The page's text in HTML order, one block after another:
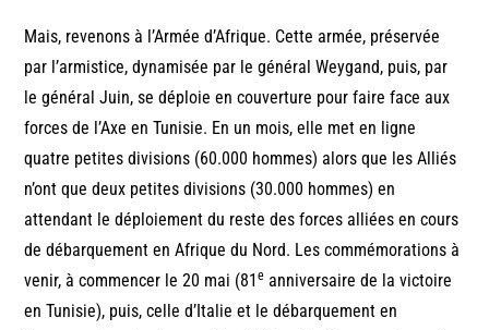
Mais, revenons à l’Armée d’Afrique. Cette armée, préservée
par l’armistice, dynamisée par le général Weygand, puis, par
le général Juin, se déploie en couverture pour faire face aux
forces de l’Axe en Tunisie. En un mois, elle met en ligne
quatre petites divisions (60.000 hommes) alors que les Alliés
n’ont que deux petites divisions (30.000 hommes) en
attendant le déploiement du reste des forces alliées en cours
de débarquement en Afrique du Nord. Les commémorations à
venir, à commencer le 20 mai (81e anniversaire de la victoire
en Tunisie), puis, celle d’Italie et le débarquement en